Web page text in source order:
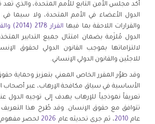
أكد مجلس الأمن التابع للأمم المتحدة، والذي تُعد
الدول الأعضاء في الأمم المتحدة، ولا سيما في
والقرارات اللاحقة بما فيها القرار 2178 (2014) والقرار
الدول مُلزَمة بضمان امتثال جميع التدابير
لالتزاماتها بموجب القانون الدولي لحقوق
للاجئين والقانون الدولي الإنساني.
وقد طوّر المقرر الخاص المعني بتعزيز وحماية
الأساسية في سياق مكافحة الإرهاب، عبر أصحاب
تعريفاً نموذجياً للإرهاب يهدف إلى توجيه الدول
تتوافق مع حقوق الإنسان. وقد طُرح هذا التعريف
عام 2010، ثم جرى تحديثه عام 2026 لحصر مفهوم